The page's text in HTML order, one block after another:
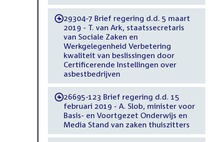
-29304-7 Brief regering d.d. 5 maart
2019 - T. van Ark, staatssecretaris
van Sociale Zaken en
Werkgelegenheid Verbetering
kwaliteit van beslissingen door
Certificerende Instellingen over
asbestbedrijven
-26695-123 Brief regering d.d. 15
februari 2019 - A. Slob, minister voor
Basis- en Voortgezet Onderwijs en
Media Stand van zaken thuiszitters